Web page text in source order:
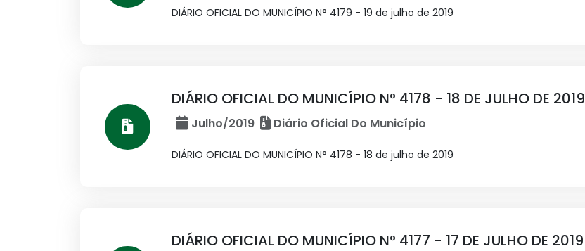
DIÁRIO OFICIAL DO MUNICÍPIO N° 4179 - 19 de julho de 2019
DIÁRIO OFICIAL DO MUNICÍPIO N° 4178 - 18 DE JULHO DE 2019
Julho/2019 Diário Oficial Do Município
DIÁRIO OFICIAL DO MUNICÍPIO N° 4178 - 18 de julho de 2019
DIÁRIO OFICIAL DO MUNICÍPIO N° 4177 - 17 DE JULHO DE 2019